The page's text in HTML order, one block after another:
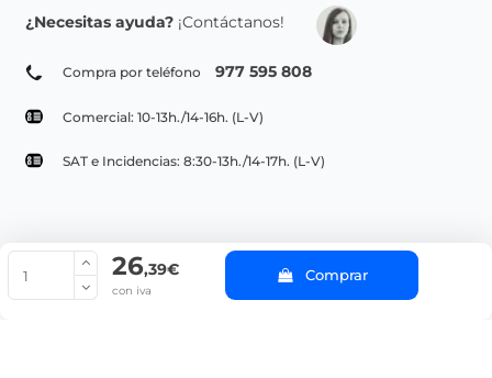
26,39€
con iva
Comprar
¿Necesitas ayuda? ¡Contáctanos!
Compra por teléfono 977 595 808
Comercial: 10-13h./14-16h. (L-V)
SAT e Incidencias: 8:30-13h./14-17h. (L-V)
© Copyright 2022 PepeBar.com |
Aviso legal y
Condiciones generales de compra |
Blog